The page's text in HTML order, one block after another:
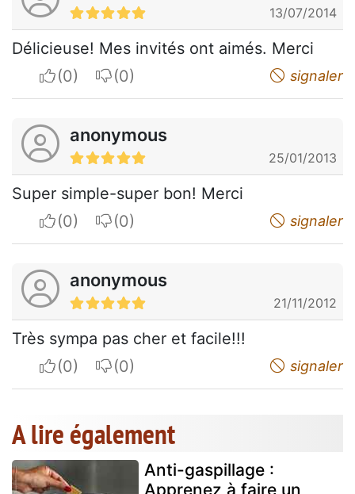
13/07/2014
Délicieuse! Mes invités ont aimés. Merci
I apreciateI do not appreciate signaler
anonymous
25/01/2013
Super simple-super bon! Merci
I apreciateI do not appreciate signaler
anonymous
21/11/2012
Très sympa pas cher et facile!!!
I apreciateI do not appreciate signaler
A lire également
Anti-gaspillage :
Apprenez à faire un